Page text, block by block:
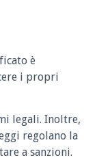
è
i propri
legali. Inoltre,
regolano la
a sanzioni.